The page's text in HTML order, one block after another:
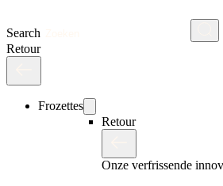
Search
Retour
Frozettes
Retour
Onze verfrissende